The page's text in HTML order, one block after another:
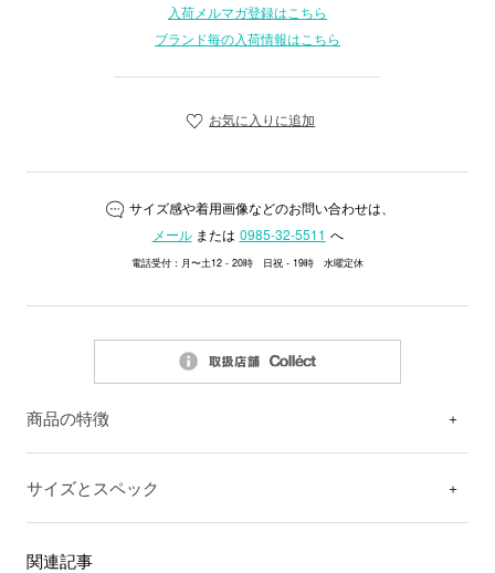
入荷メルマガ登録はこちら
ブランド毎の入荷情報はこちら
お気に入りに追加
サイズ感や着用画像などのお問い合わせは、
メールまたは 0985-32-5511 へ
電話受付：月〜土12 - 20時 日祝 - 19時 水曜定休
商品の特徴
サイズとスペック
関連記事